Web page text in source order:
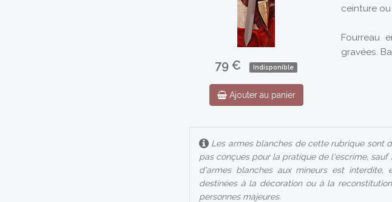
79 € Indisponible
Ajouter au panier
ceinture
Fourreau
gravées.
Les armes blanches de cette rubrique sont
pas conçues pour la pratique de l'escrime,
d'armes blanches aux mineurs est
destinées à la décoration ou à la
personnes majeures.